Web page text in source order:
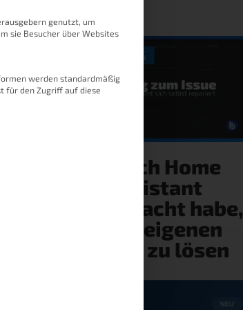
du
Wie ich Home
Assistant
beigebracht habe,
seine eigenen
Fehler zu lösen
genutzt, um
sie Besucher über Websites
werden standardmäßig
für den Zugriff auf diese